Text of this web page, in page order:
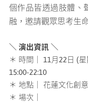
個作品皆透過肢體、
融，邀請觀眾思考生
＼ 演出資訊 ＼
＊ 時間｜ 11月22日 (
15:00-22:10
＊ 地點｜ 花蓮文化創
＊ 場次｜